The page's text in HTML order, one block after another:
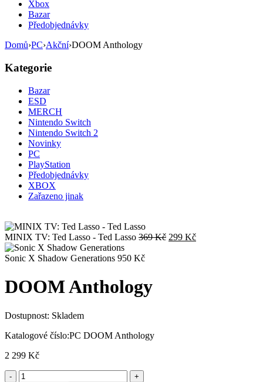
Xbox
Bazar
Předobjednávky
Domů›PC›Akční›DOOM Anthology
Kategorie
Bazar
ESD
MERCH
Nintendo Switch
Nintendo Switch 2
Novinky
PC
PlayStation
Předobjednávky
XBOX
Zařazeno jinak
MINIX TV: Ted Lasso - Ted Lasso 369Kč Původní
299 KčAktuální
Sonic X Shadow Generations 950 Kč
DOOM Anthology
Dostupnost: Skladem
Katalogové číslo:PC DOOM Anthology
2 299 Kč